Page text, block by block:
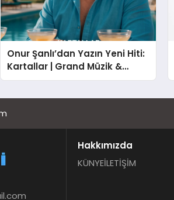
Onur Şanlı’dan Yazın Yeni Hiti:
Kartallar | Grand Müzik &
Nihat Ulaş İmzalı Yeni Şarkı
Hakkımızda
KÜNYEİLETİŞİM